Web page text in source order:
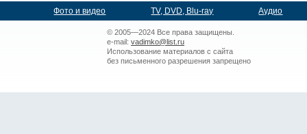
Фото и видео
TV, DVD, Blu-ray Аудио
© 2005—2024 Все права защищены.
e-mail: vadimko@list.ru
Использование материалов с сайта
без письменного разрешения запрещено